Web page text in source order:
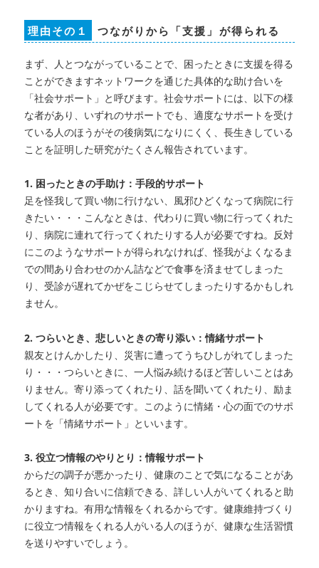
理由その１ つながりから「支援」が得られる
まず、人とつながっていることで、困ったときに支援を得る
ことができますネットワークを通じた具体的な助け合いを
「社会サポート」と呼びます。社会サポートには、以下の様
な者があり、いずれのサポートでも、適度なサポートを受け
ている人のほうがその後病気になりにくく、長生きしている
ことを証明した研究がたくさん報告されています。
1. 困ったときの手助け：手段的サポート
足を怪我して買い物に行けない、風邪ひどくなって病院に行
きたい・・・こんなときは、代わりに買い物に行ってくれた
り、病院に連れて行ってくれたりする人が必要ですね。反対
にこのようなサポートが得られなければ、怪我がよくなるま
での間あり合わせのかん詰などで食事を済ませてしまった
り、受診が遅れてかぜをこじらせてしまったりするかもしれ
ません。
2. つらいとき、悲しいときの寄り添い：情緒サポート
親友とけんかしたり、災害に遭ってうちひしがれてしまった
り・・・つらいときに、一人悩み続けるほど苦しいことはあ
りません。寄り添ってくれたり、話を聞いてくれたり、励ま
してくれる人が必要です。このように情緒・心の面でのサポ
ートを「情緒サポート」といいます。
3. 役立つ情報のやりとり：情報サポート
からだの調子が悪かったり、健康のことで気になることがあ
るとき、知り合いに信頼できる、詳しい人がいてくれると助
かりますね。有用な情報をくれるからです。健康維持づくり
に役立つ情報をくれる人がいる人のほうが、健康な生活習慣
を送りやすいでしょう。